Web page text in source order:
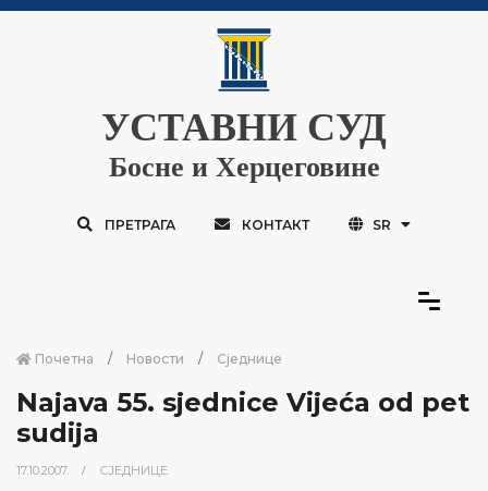
УСТАВНИ СУД
Босне и Херцеговине
ПРЕТРАГА КОНТАКТ SR
Почетна Новости Сједнице
Najava 55. sjednice Vijeća od pet
sudija
17.10.2007. СЈЕДНИЦЕ